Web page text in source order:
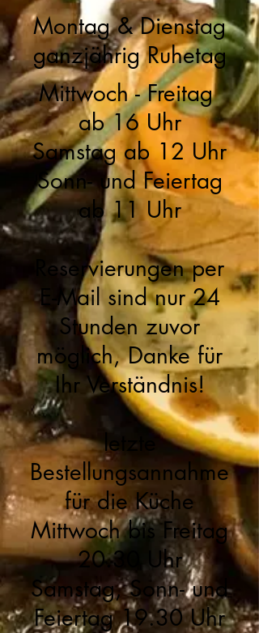
Montag & Dienstag
ganzjährig Ruhetag
Mittwoch - Freitag
ab 16 Uhr
Samstag ab 12 Uhr
Sonn- und Feiertag
ab 11 Uhr
Reservierungen per
E-Mail sind nur 24
Stunden zuvor
möglich, Danke für
Ihr Verständnis!
​letzte
Bestellungsannahme
für die Küche
Mittwoch bis Freitag
20.30 Uhr
Samstag, Sonn- und
Feiertag 19.30 Uhr